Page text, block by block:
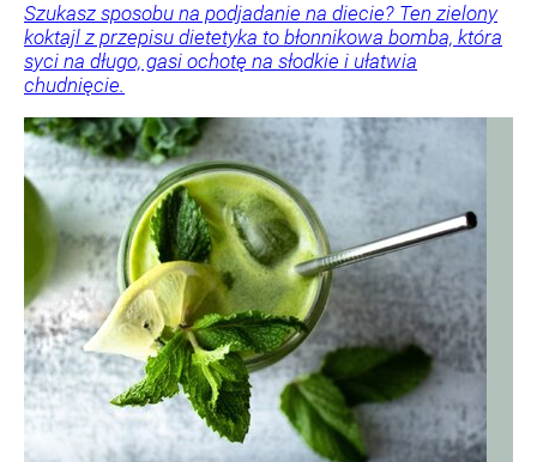
Szukasz sposobu na podjadanie na diecie? Ten zielony
koktajl z przepisu dietetyka to błonnikowa bomba, która
syci na długo, gasi ochotę na słodkie i ułatwia
chudnięcie.